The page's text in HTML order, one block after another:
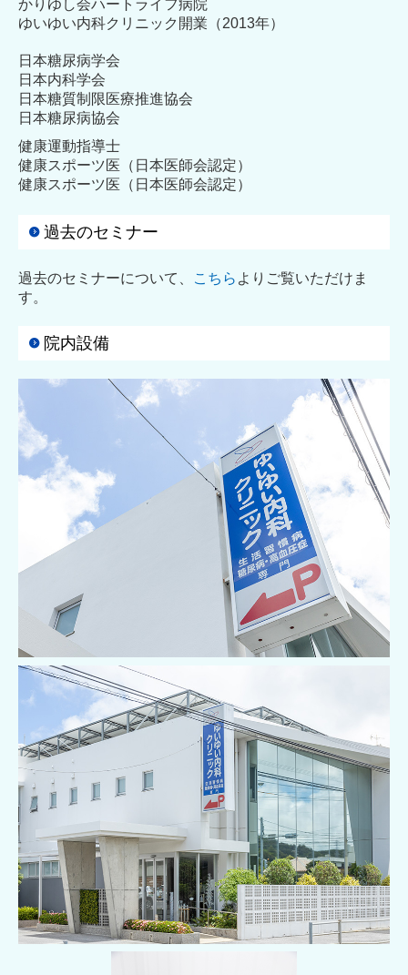
かりゆし会ハートライフ病院
ゆいゆい内科クリニック開業（2013年）
日本糖尿病学会
日本内科学会
日本糖質制限医療推進協会
日本糖尿病協会
健康運動指導士
健康スポーツ医（日本医師会認定）
健康スポーツ医（日本医師会認定）
過去のセミナー
過去のセミナーについて、 こちら よりご覧いただけま
す。
院内設備